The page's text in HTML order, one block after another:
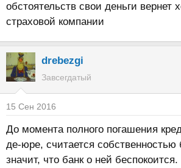
обстоятельств свои деньги вернет
страховой компании
drebezgi
Завсегдатый
15 Сен 2016
До момента полного погашения
де-юре, считается собственностью
значит, что банк о ней